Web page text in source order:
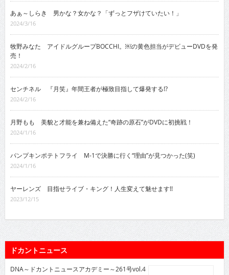
あぁ～しらき 男かな？女かな？「ずっとフザけていたい！」
2024/3/16
牧野みなた アイドルグループBOCCHI。￼の黄色担当がデビューDVDを発
売！
2024/2/16
センチネル 『月笑』年間王者が極致目指して爆発する!?
2024/2/16
月野もも 美貌と才能を兼ね備えた“奇跡の原石”がDVDに初挑戦！
2024/1/16
パンプキンポテトフライ M-1で決勝に行く“理由”が見つかった(笑)
2024/1/16
ヤーレンズ 目指せライブ・キング！人生変えて魅せます!!
2023/12/15
ドカントニュース
DNA～ドカントニュースアカデミー～261号vol.4